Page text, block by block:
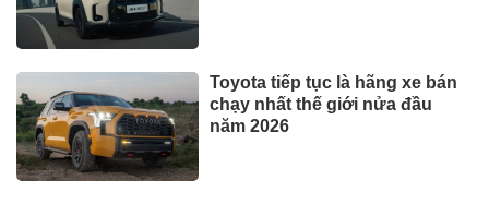
Toyota tiếp tục là hãng xe bán
chạy nhất thế giới nửa đầu
năm 2026